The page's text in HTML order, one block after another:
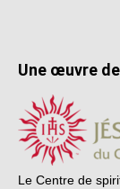
Une œuvre
Le Centre de